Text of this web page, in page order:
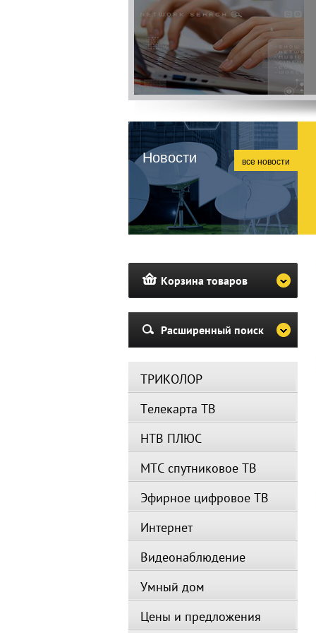
Новости все новости
Корзина товаров
Расширенный поиск
ТРИКОЛОР
Телекарта ТВ
НТВ ПЛЮС
МТС спутниковое ТВ
Эфирное цифровое ТВ
Интернет
Видеонаблюдение
Умный дом
Цены и предложения